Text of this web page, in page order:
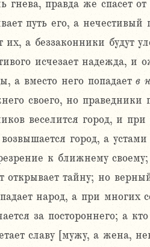
гнева, правда же спасет от
путь его, а нечестивый
а беззаконники будут
исчезает надежда, и
а вместо него попадает в
своего, но праведники
веселится город, и
город, а
к ближнему
открывает тайну; но
народ, а при многих
за постороннего; а
славу [мужу, а жена,